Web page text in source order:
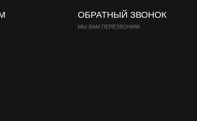
ОБРАТНЫЙ ЗВОНОК
МЫ ВАМ ПЕРЕЗВОНИМ